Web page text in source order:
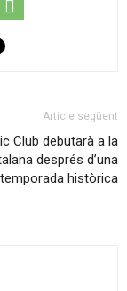
Article següent
Club debutarà a la
després d’una
històrica